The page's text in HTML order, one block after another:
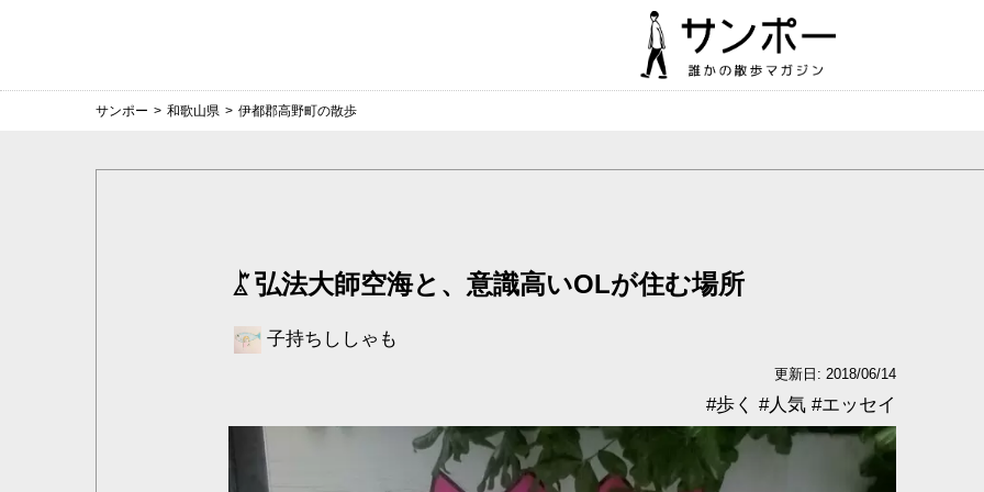
サンポー > 和歌山県 > 伊都郡高野町の散歩
弘法大師空海と、意識高いOLが住む場所
子持ちししゃも
更新日: 2018/06/14
#エッセイ
#人気
#歩く